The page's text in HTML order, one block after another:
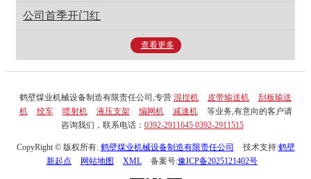
公司首季开门红
查看更多
鹤壁煤业机械设备制造有限责任公司,专营 混捏机 皮带输送机
刮板输送
机
绞车 喷射机 液压支架 编网机 减速机
等业务,有意向的客户请
咨询我们，联系电话： 0392-2911645 0392-2911515
CopyRight © 版权所有: 鹤壁煤业机械设备制造有限责任公司 技术支持:鹤壁
新起点
网站地图 XML 备案号:豫ICP备2025121402号